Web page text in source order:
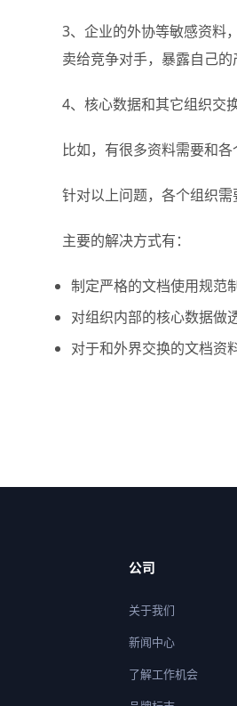
3、企业的外协等敏感资料
卖给竞争对手，暴露自己的
4、核心数据和其它组织交
比如，有很多资料需要和
针对以上问题，各个组织
主要的解决方式有：
制定严格的文档使用规范
对组织内部的核心数据做
对于和外界交换的文档资
公司
关于我们
新闻中心
了解工作机会